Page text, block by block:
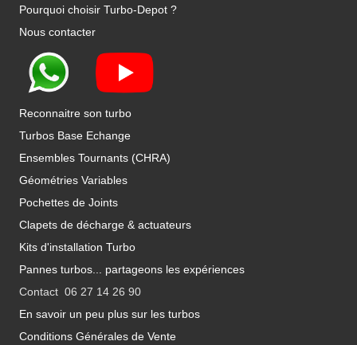
Pourquoi choisir Turbo-Depot ?
Nous contacter
Reconnaitre son turbo
Turbos Base Echange
Ensembles Tournants (CHRA)
Géométries Variables
Pochettes de Joints
Clapets de décharge & actuateurs
Kits d'installation Turbo
Pannes turbos... partageons les expériences
Contact 06 27 14 26 90
En savoir un peu plus sur les turbos
Conditions Générales de Vente